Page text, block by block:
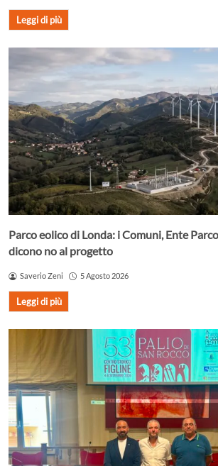
Leggi di più
Parco eolico di Londa: i Comuni, Ente
dicono no al progetto
Saverio Zeni 5 Agosto 2026
Leggi di più